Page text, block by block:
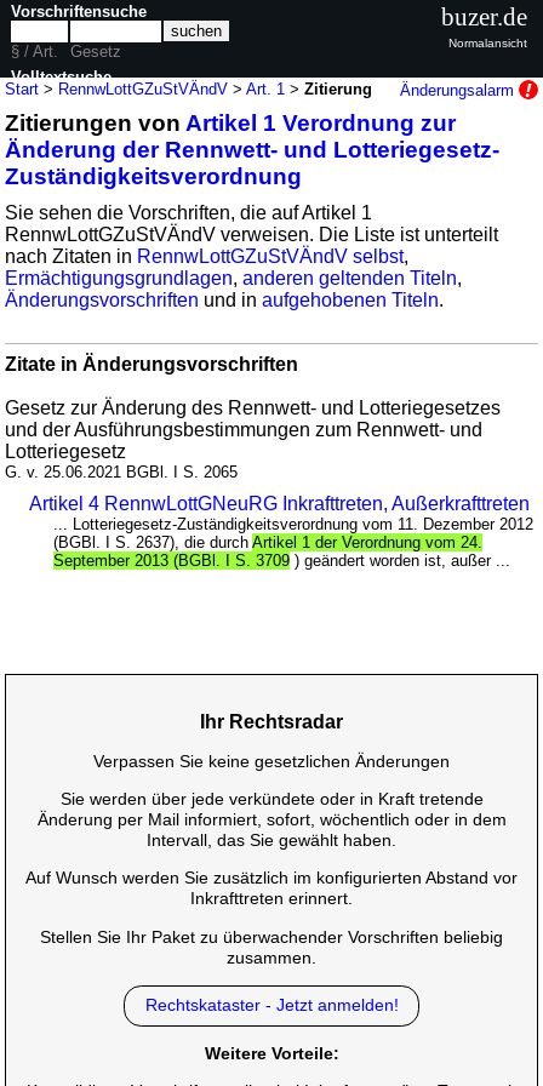
Start > RennwLottGZuStVÄndV >Art. 1 >Zitierung Änderungsalarm
Zitierungen von Artikel 1 Verordnung zur
Änderung der Rennwett- und Lotteriegesetz-
Zuständigkeitsverordnung
Sie sehen die Vorschriften, die auf Artikel 1
RennwLottGZuStVÄndV verweisen. Die Liste ist unterteilt
nach Zitaten in RennwLottGZuStVÄndV selbst,
Ermächtigungsgrundlagen,anderen geltenden Titeln,
Änderungsvorschriften und inaufgehobenen Titeln.
Zitate in Änderungsvorschriften
Gesetz zur Änderung des Rennwett- und Lotteriegesetzes
und der Ausführungsbestimmungen zum Rennwett- und
Lotteriegesetz
G. v. 25.06.2021 BGBl. I S. 2065
Artikel 4 RennwLottGNeuRG Inkrafttreten, Außerkrafttreten
... Lotteriegesetz-Zuständigkeitsverordnung vom 11. Dezember 2012
(BGBl. I S. 2637), die durchArtikel 1 der Verordnung vom 24.
September 2013 (BGBl. I S. 3709 ) geändert worden ist, außer ...
Vorschriftensuche
§ / Art.
Gesetz
Volltextsuche
nur in RennwLottGZuStVÄndV
buzer.de
Normalansicht
Ihr Rechtsradar
Verpassen Sie keine gesetzlichen Änderungen
Sie werden über jede verkündete oder in Kraft tretende
Änderung per Mail informiert, sofort, wöchentlich oder in dem
Intervall, das Sie gewählt haben.
Auf Wunsch werden Sie zusätzlich im konfigurierten Abstand vor
Inkrafttreten erinnert.
Stellen Sie Ihr Paket zu überwachender Vorschriften beliebig
zusammen.
Rechtskataster - Jetzt anmelden!
Weitere Vorteile: